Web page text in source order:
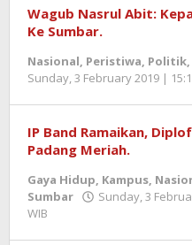
Wagub Nasrul Abit:
Ke Sumbar.
Nasional, Peristiwa, Politik,
Sunday, 3 February 2019 |
IP Band Ramaikan,
Padang Meriah.
Gaya Hidup, Kampus,
Sumbar
Sunday, 3
WIB